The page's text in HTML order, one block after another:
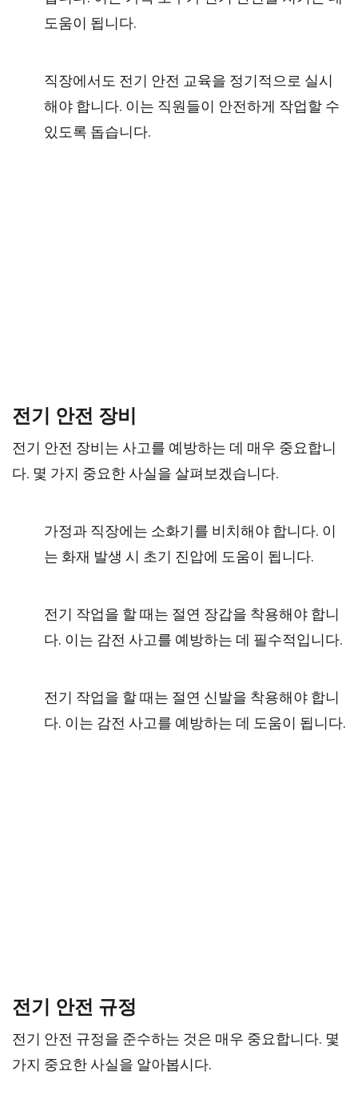
도움이 됩니다.
직장에서도 전기 안전 교육을 정기적으로 실시
해야 합니다. 이는 직원들이 안전하게 작업할 수
있도록 돕습니다.
전기 안전 장비
전기 안전 장비는 사고를 예방하는 데 매우 중요합니
다. 몇 가지 중요한 사실을 살펴보겠습니다.
가정과 직장에는 소화기를 비치해야 합니다. 이
는 화재 발생 시 초기 진압에 도움이 됩니다.
전기 작업을 할 때는 절연 장갑을 착용해야 합니
다. 이는 감전 사고를 예방하는 데 필수적입니다.
전기 작업을 할 때는 절연 신발을 착용해야 합니
다. 이는 감전 사고를 예방하는 데 도움이 됩니다.
전기 안전 규정
전기 안전 규정을 준수하는 것은 매우 중요합니다. 몇
가지 중요한 사실을 알아봅시다.